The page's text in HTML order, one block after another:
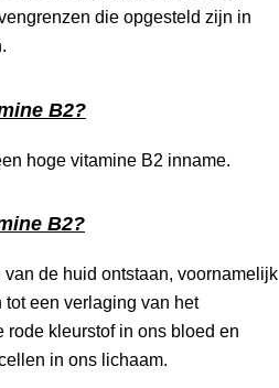
die opgesteld zijn in
B2?
hoge vitamine B2 inname.
B2?
de huid ontstaan, voornamelijk
een verlaging van het
kleurstof in ons bloed en
in ons lichaam.